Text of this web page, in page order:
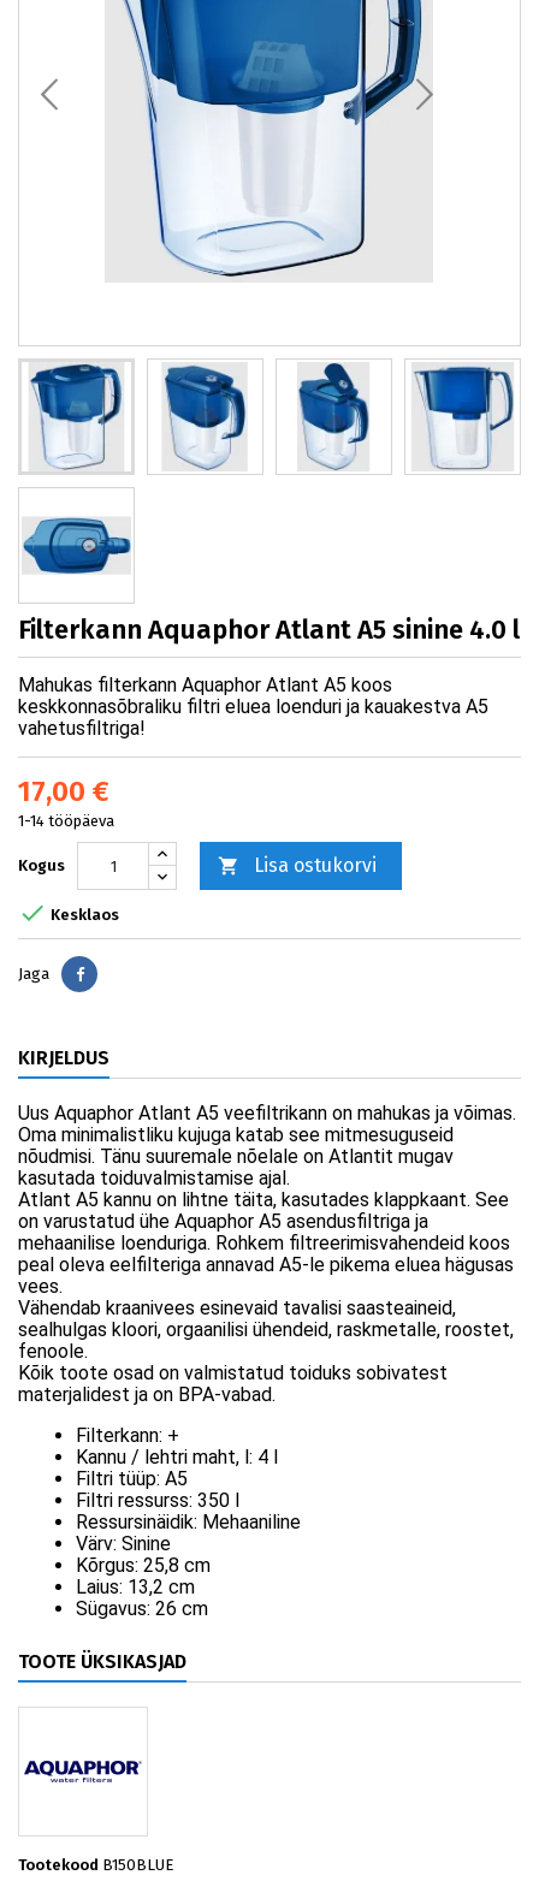
Filterkann Aquaphor Atlant A5 sinine 4.0 l
Mahukas filterkann Aquaphor Atlant A5 koos
keskkonnasõbraliku filtri eluea loenduri ja kauakestva A5
vahetusfiltriga!
17,00 €
1-14 tööpäeva
Kogus  Lisa ostukorvi
 Kesklaos
Jaga Jaga
KIRJELDUS
Uus Aquaphor Atlant A5 veefiltrikann on mahukas ja võimas.
Oma minimalistliku kujuga katab see mitmesuguseid
nõudmisi. Tänu suuremale nõelale on Atlantit mugav
kasutada toiduvalmistamise ajal.
Atlant A5 kannu on lihtne täita, kasutades klappkaant. See
on varustatud ühe Aquaphor A5 asendusfiltriga ja
mehaanilise loenduriga. Rohkem filtreerimisvahendeid koos
peal oleva eelfilteriga annavad A5-le pikema eluea hägusas
vees.
Vähendab kraanivees esinevaid tavalisi saasteaineid,
sealhulgas kloori, orgaanilisi ühendeid, raskmetalle, roostet,
fenoole.
Kõik toote osad on valmistatud toiduks sobivatest
materjalidest ja on BPA-vabad.
Filterkann: +
Kannu / lehtri maht, l: 4 l
Filtri tüüp: A5
Filtri ressurss: 350 l
Ressursinäidik: Mehaaniline
Värv: Sinine
Kõrgus: 25,8 cm
Laius: 13,2 cm
Sügavus: 26 cm
TOOTE ÜKSIKASJAD
Tootekood B150BLUE